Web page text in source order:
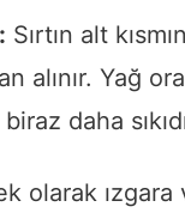
Sırtın alt
alınır. Yağ
daha
olarak ızgara